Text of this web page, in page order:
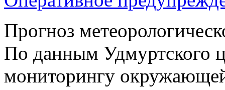
Прогноз
По данным Удмуртского
мониторингу